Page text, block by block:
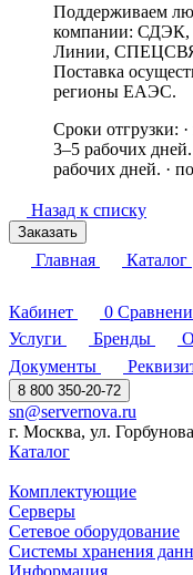
Поддерживаем
компании: СДЭК,
Линии,
Поставка
регионы ЕАЭС.
Сроки отгрузки:
3–5 рабочих
рабочих дней. ·
Назад к списку
Заказать
Главная Каталог
Кабинет 0
Услуги
Бренды
Документы
8 800 350-20-72
sn@servernova.ru
г. Москва, ул.
Каталог
Комплектующие
Серверы
Сетевое оборудование
Системы хранения